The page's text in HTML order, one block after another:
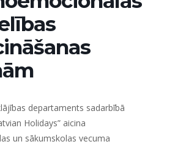
departaments sadarbībā
Holidays” aicina
un sākumskolas vecuma